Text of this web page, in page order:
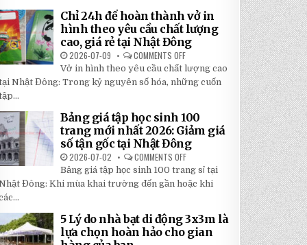
KIỆM
ĐẾN
30%
KHI
LẮP
NGOÀI
TRỜI
SÂN
TRƯỜNG
SIÊU
BỀN
ĐẦU
NHẤT
Chỉ 24h để hoàn thành vở in
hình theo yêu cầu chất lượng
cao, giá rẻ tại Nhật Đông
2026-07-09 COMMENTS OFF
CHỈ
24H
ĐỂ
HOÀN
IN
HÌNH
THEO
YÊU
CẦU
CHẤT
CAO,
GIÁ
RẺ
Vở in hình theo yêu cầu chất lượng cao
Nhật Đông: Trong kỷ nguyên số hóa, những cuốn
Bảng giá tập học sinh 100
trang mới nhất 2026: Giảm giá
số tận gốc tại Nhật Đông
2026-07-02 COMMENTS OFF
BẢNG
GIÁ
TẬP
HỌC
TRANG
MỚI
NHẤT
2026:
Bảng giá tập học sinh 100 trang sỉ tại
Đông: Khi mùa khai trường đến gần hoặc khi
5 Lý do nhà bạt di động 3x3m là
lựa chọn hoàn hảo cho gian